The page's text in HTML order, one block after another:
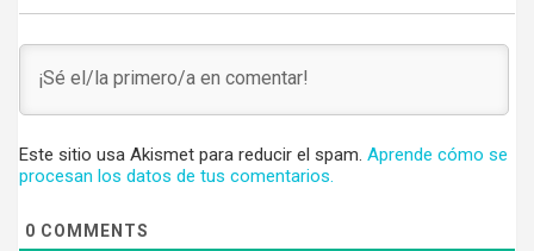
Este sitio usa Akismet para reducir el spam. Aprende cómo se
procesan los datos de tus comentarios.
0 COMMENTS